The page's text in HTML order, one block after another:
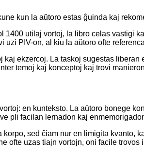
kun la aŭtoro estas ĝuinda kaj
1400 utilaj vortoj, la libro celas vastigi
uzi PIV-on, al kiu la aŭtoro ofte
ekzercoj. La taskoj sugestas
temoj kaj konceptoj kaj trovi
en kunteksto. La aŭtoro bonege
pli facilan lernadon kaj
sed ĉiam nur en limigita kvanto,
ofte uzas tiajn vortojn, oni facile trovos